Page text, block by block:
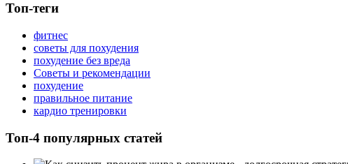
Топ-теги
фитнес
советы для похудения
похудение без вреда
Советы и рекомендации
похудение
правильное питание
кардио тренировки
Топ-4 популярных статей